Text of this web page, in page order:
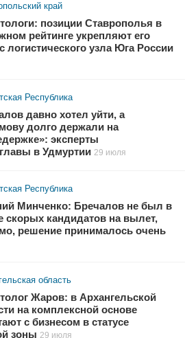
край
позиции Ставрополья в
рейтинге укрепляют его
логистического узла Юга России
Республика
давно хотел уйти, а
долго держали на
эксперты
в Удмуртии 29 июля
Республика
Минченко: Бречалов не был в
скорых кандидатов на вылет,
решение принималось очень
область
Жаров: в Архангельской
на комплексной основе
с бизнесом в статусе
зоны 29 июля